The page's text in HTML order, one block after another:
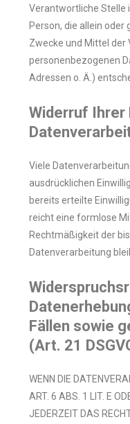
Verantwortliche Stelle
Person, die allein
Zwecke und Mittel der
personenbezogenen
Adressen o. Ä.)
Widerruf Ihrer
Viele
ausdrücklichen
bereits erteilte
reicht eine formlose
Rechtmäßigkeit der
Datenverarbeitung
Fällen sowie
(Art. 21
WENN DIE
ART. 6 ABS. 1 LIT. E
JEDERZEIT DAS